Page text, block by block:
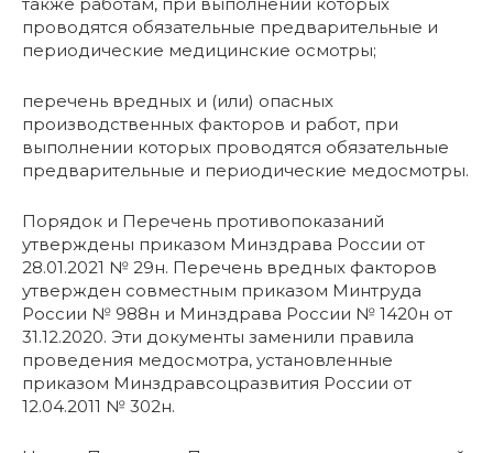
проводятся обязательные предварительные и
периодические медицинские осмотры;
перечень вредных и (или) опасных
производственных факторов и работ, при
выполнении которых проводятся обязательные
предварительные и периодические медосмотры.
Порядок и Перечень противопоказаний
утверждены приказом Минздрава России от
28.01.2021 № 29н. Перечень вредных факторов
утвержден совместным приказом Минтруда
России № 988н и Минздрава России № 1420н от
31.12.2020. Эти документы заменили правила
проведения медосмотра, установленные
приказом Минздравсоцразвития России от
12.04.2011 № 302н.